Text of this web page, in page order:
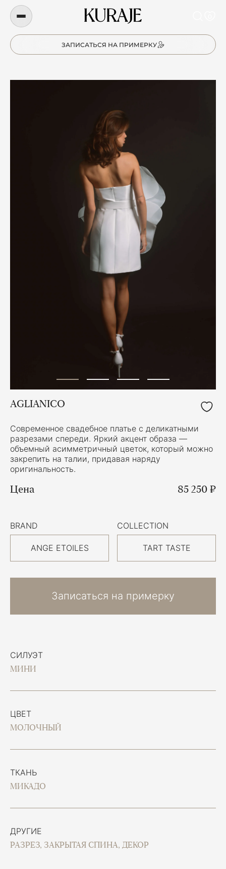
ЗАПИСАТЬСЯ НА ПРИМЕРКУ
СИЛУЭТ
МИНИ
ЦВЕТ
МОЛОЧНЫЙ
ТКАНЬ
МИКАДО
ДРУГИЕ
РАЗРЕЗ, ЗАКРЫТАЯ СПИНА, ДЕКОР
AGLIANICO
Современное свадебное платье с деликатными
разрезами спереди. Яркий акцент образа —
объемный асимметричный цветок, который можно
закрепить на талии, придавая наряду
оригинальность.
Цена 85 250 ₽
BRAND
ANGE ETOILES
COLLECTION
TART TASTE
Записаться на примерку